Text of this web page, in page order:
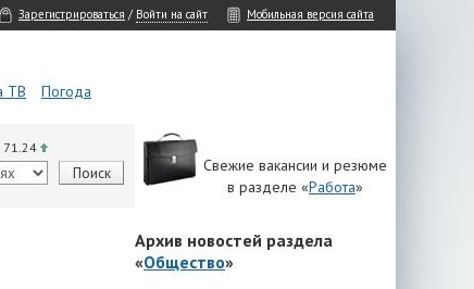
Зарегистрироваться / Войти на сайт Мобильная версия сайта
ТВ Погода
71.24
Свежие вакансии и резюме
в разделе «Работа»
Архив новостей раздела
«Общество»